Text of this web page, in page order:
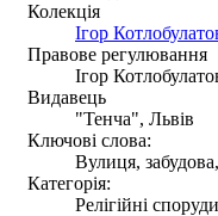
Колекція
Ігор
Правове регулювання
Ігор
Видавець
"Тенча", Львів
Ключові слова:
Вулиця,
Категорія:
Релігійні споруди